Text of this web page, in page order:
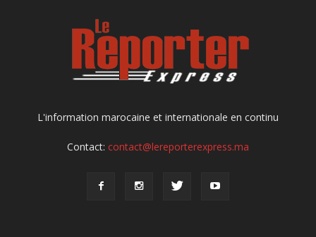
L'information marocaine et internationale en continu
Contact: contact@lereporterexpress.ma